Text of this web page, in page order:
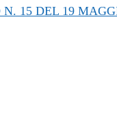
15 DEL 19